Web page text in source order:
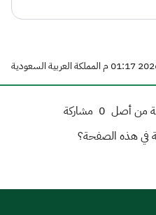
من أصل 0 مشاركة
في هذه الصفحة؟